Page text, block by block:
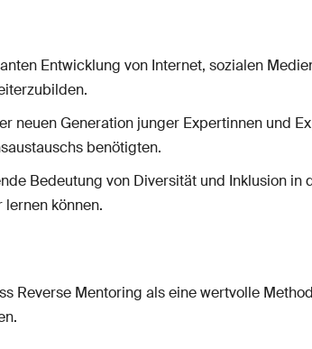
Entwicklung von Internet, sozialen
neuen Generation junger Expertinnen und
benötigten.
Bedeutung von Diversität und Inklusion
können.
Reverse Mentoring als eine wertvolle